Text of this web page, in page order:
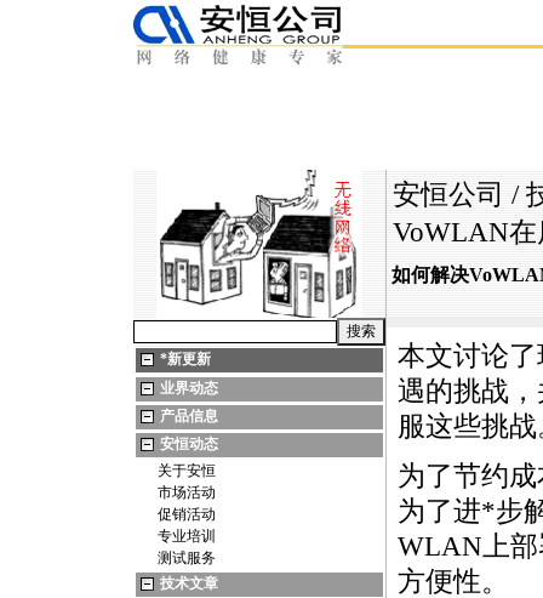
*新更新
业界动态
产品信息
安恒动态
关于安恒
市场活动
促销活动
专业培训
测试服务
技术文章
安恒公司 /
VoWLAN
如何解决
本文讨论
遇的挑战
服这些挑战
为了节约
为了进*步
WLAN上部
方便性。